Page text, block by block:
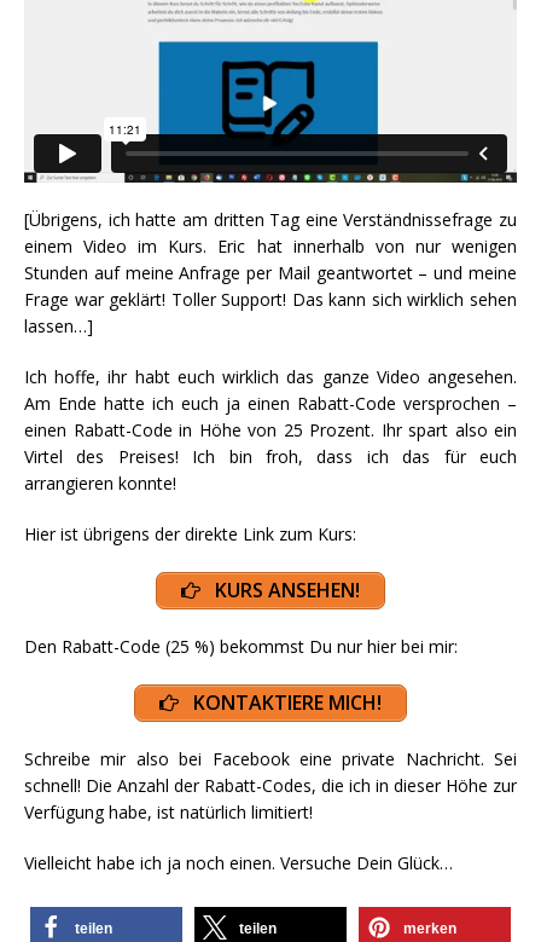
[Übrigens, ich hatte am dritten Tag eine Verständnissefrage zu
einem Video im Kurs. Eric hat innerhalb von nur wenigen
Stunden auf meine Anfrage per Mail geantwortet – und meine
Frage war geklärt! Toller Support! Das kann sich wirklich sehen
lassen…]
Ich hoffe, ihr habt euch wirklich das ganze Video angesehen.
Am Ende hatte ich euch ja einen Rabatt-Code versprochen –
einen Rabatt-Code in Höhe von 25 Prozent. Ihr spart also ein
Virtel des Preises! Ich bin froh, dass ich das für euch
arrangieren konnte!
Hier ist übrigens der direkte Link zum Kurs:
KURS ANSEHEN!
Den Rabatt-Code (25 %) bekommst Du nur hier bei mir:
KONTAKTIERE MICH!
Schreibe mir also bei Facebook eine private Nachricht. Sei
schnell! Die Anzahl der Rabatt-Codes, die ich in dieser Höhe zur
Verfügung habe, ist natürlich limitiert!
Vielleicht habe ich ja noch einen. Versuche Dein Glück…
teilen teilen merken